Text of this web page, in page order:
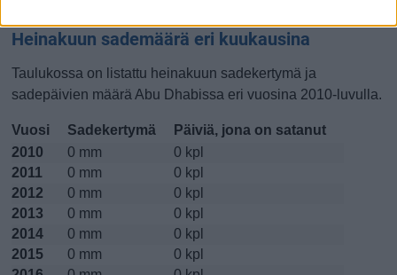
Heinakuun sademäärä eri kuukausina
Taulukossa on listattu heinakuun sadekertymä ja
sadepäivien määrä Abu Dhabissa eri vuosina 2010-luvulla.
Vuosi Sadekertymä
Päiviä, jona on satanut
2010
0 mm
0 kpl
2011
0 mm
0 kpl
2012
0 mm
0 kpl
2013
0 mm
0 kpl
2014
0 mm
0 kpl
2015
0 mm
0 kpl